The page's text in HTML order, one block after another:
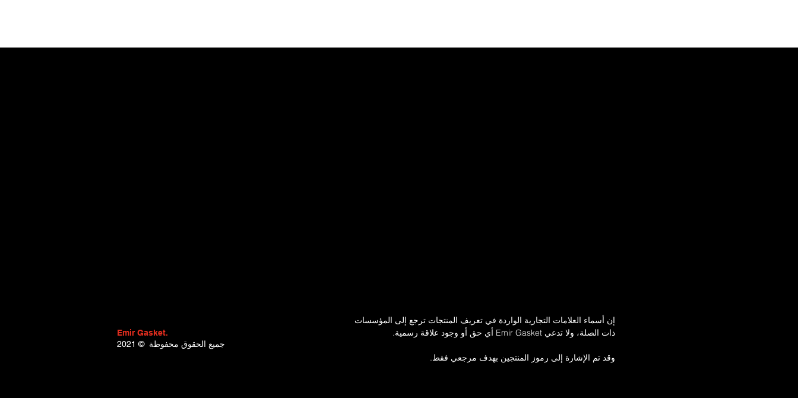
Emir Gasket.
2021 © جميع الحقوق محفوظة
إن أسماء العلامات التجارية الواردة في تعريف المنتجات ترجع إلى المؤسسات
ذات الصلة، ولا تدعي Emir Gasket أي حق أو وجود علاقة رسمية.
وقد تم الإشارة إلى رموز المنتجين بهدف مرجعي فقط.